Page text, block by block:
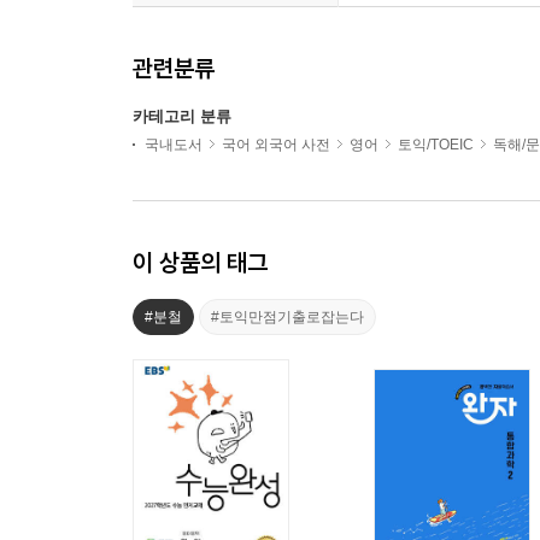
관련분류
카테고리 분류
국내도서 국어 외국어 사전 영어 토익/TOEIC 독해/
이 상품의 태그
#분철 #토익만점기출로잡는다